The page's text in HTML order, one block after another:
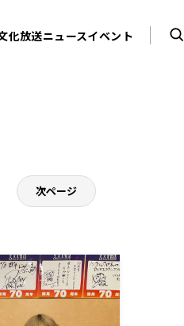
化放送ニュースイベント
次ページ